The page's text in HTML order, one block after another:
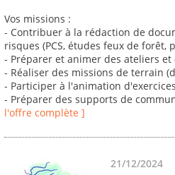
Vos missions :
- Contribuer à la rédaction de
risques (PCS, études feux de forêt,
- Préparer et animer des ateliers
- Réaliser des missions de terrain
- Participer à l'animation
- Préparer des supports de
l'offre complète ]
21/12/2024